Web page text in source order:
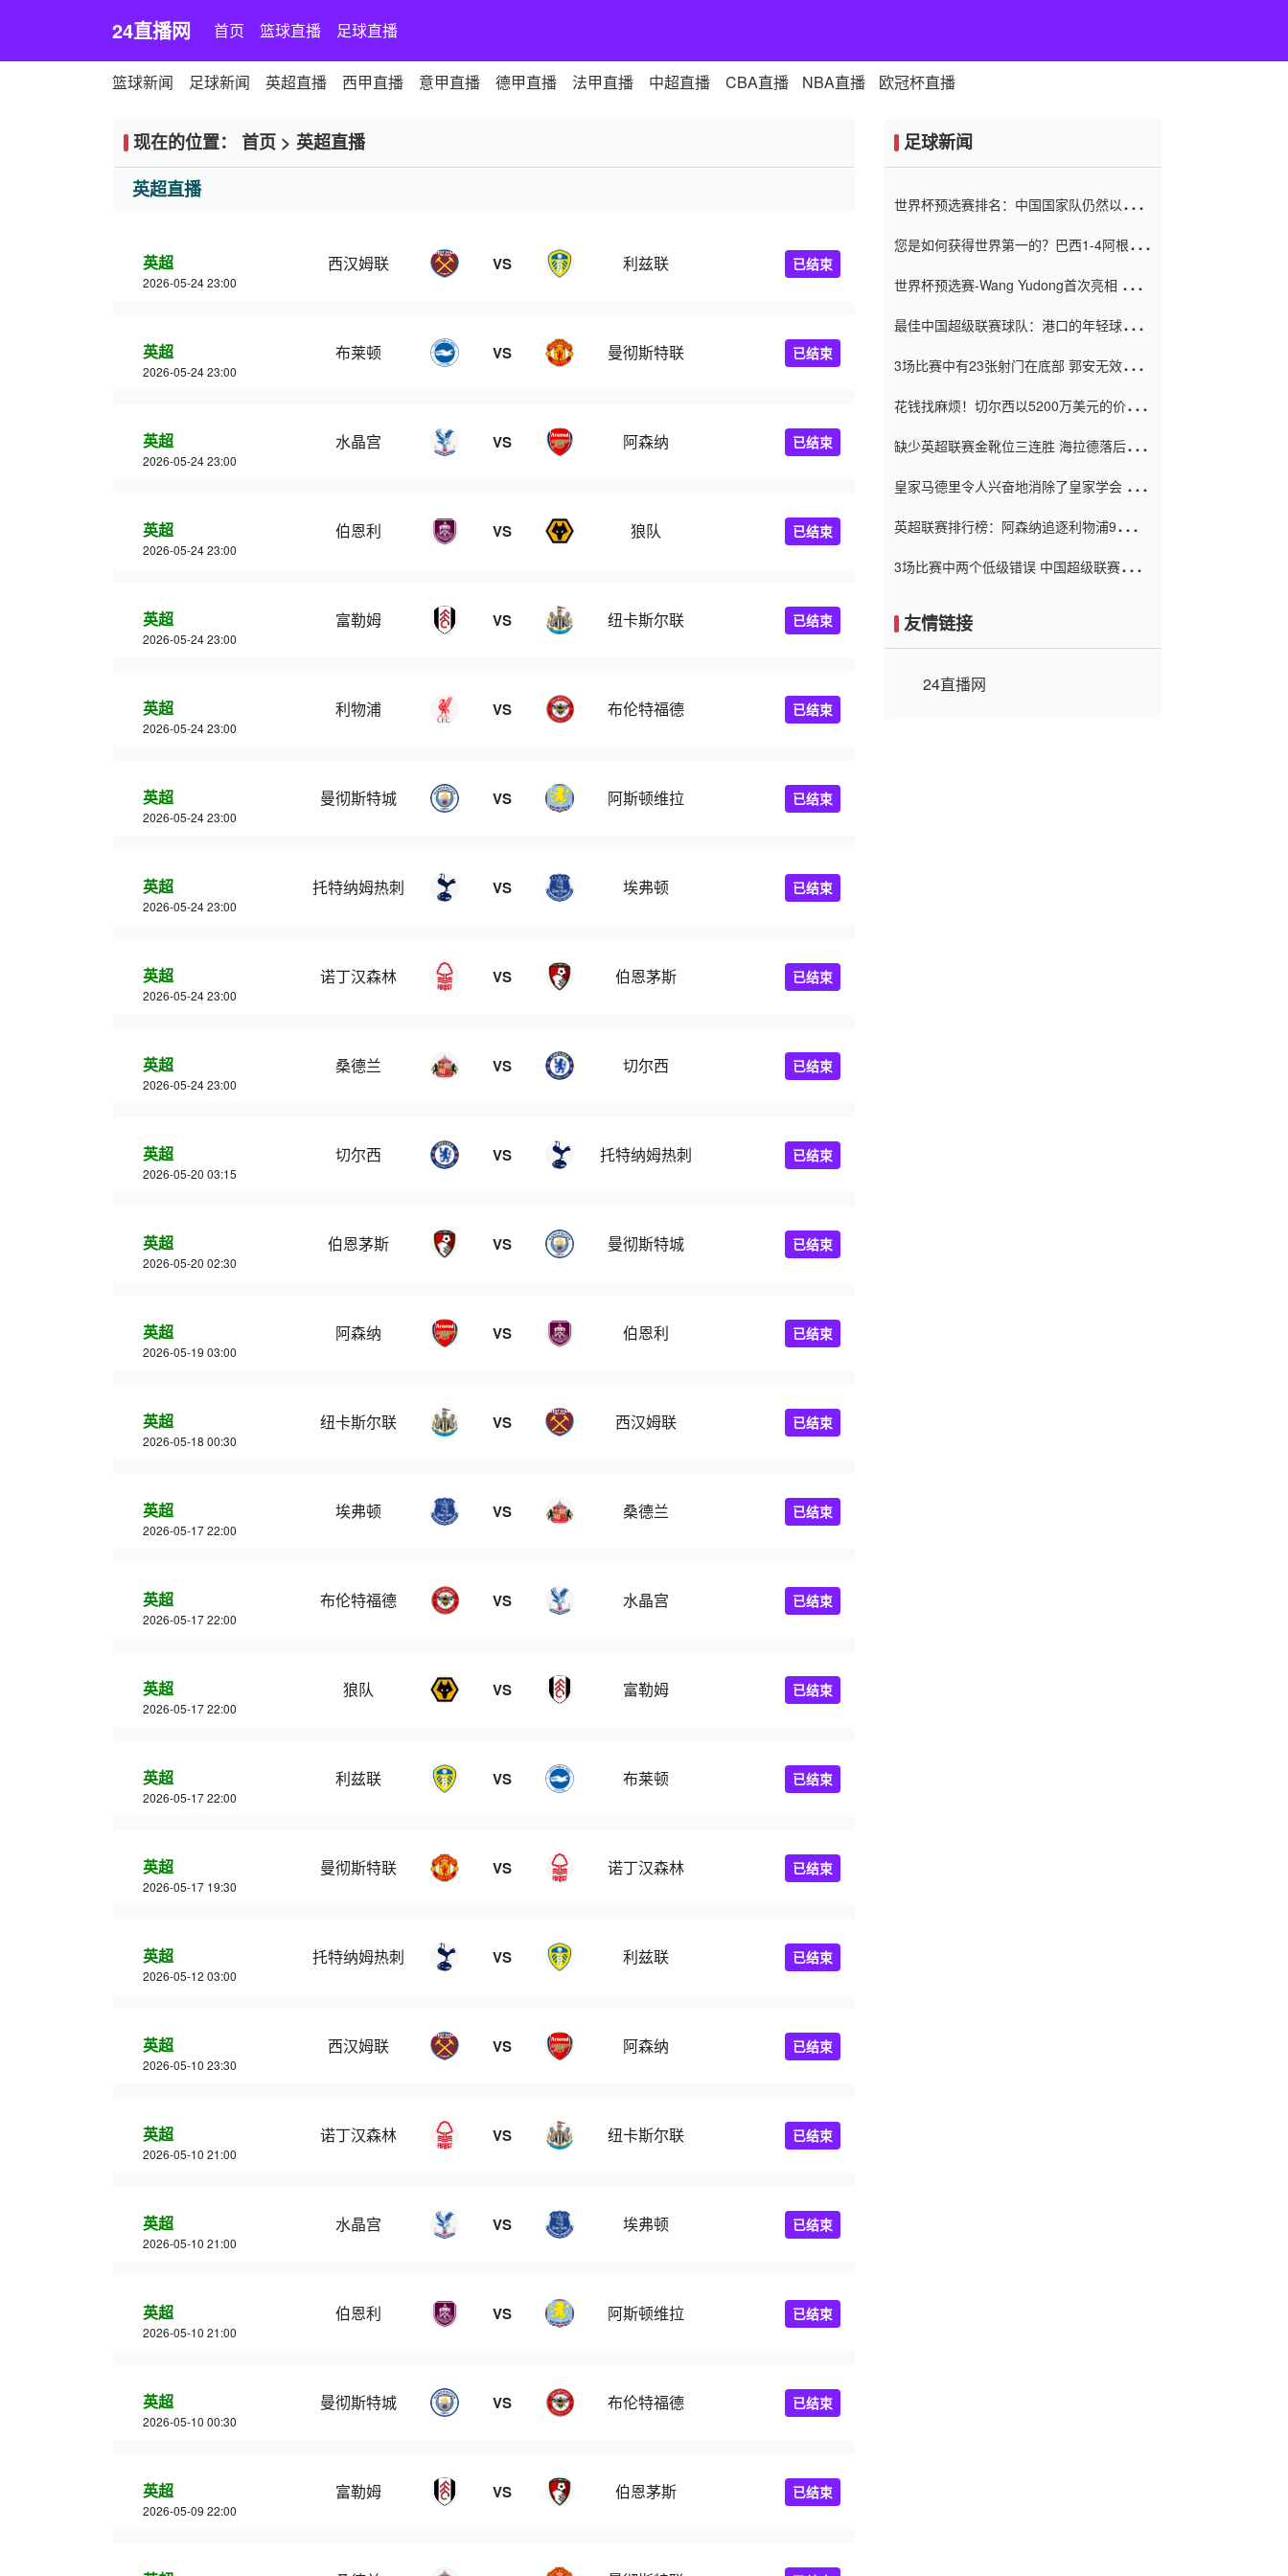
24直播网 首页 篮球直播 足球直播
篮球新闻 足球新闻 英超直播 西甲直播 意甲直播 德甲直播 法甲直播 中超直播 CBA直播 NBA直播 欧冠杯直播
现在的位置： 首页 > 英超直播
英超直播
英超
2026-05-24 23:00
西汉姆联 VS 利兹联 已结束
英超
2026-05-24 23:00
布莱顿 VS 曼彻斯特联 已结束
英超
2026-05-24 23:00
水晶宫 VS 阿森纳 已结束
英超
2026-05-24 23:00
伯恩利 VS 狼队 已结束
英超
2026-05-24 23:00
富勒姆 VS 纽卡斯尔联 已结束
英超
2026-05-24 23:00
利物浦 VS 布伦特福德 已结束
英超
2026-05-24 23:00
曼彻斯特城 VS 阿斯顿维拉 已结束
英超
2026-05-24 23:00
托特纳姆热刺 VS 埃弗顿 已结束
英超
2026-05-24 23:00
诺丁汉森林 VS 伯恩茅斯 已结束
英超
2026-05-24 23:00
桑德兰 VS 切尔西 已结束
英超
2026-05-20 03:15
切尔西 VS 托特纳姆热刺 已结束
英超
2026-05-20 02:30
伯恩茅斯 VS 曼彻斯特城 已结束
英超
2026-05-19 03:00
阿森纳 VS 伯恩利 已结束
英超
2026-05-18 00:30
纽卡斯尔联 VS 西汉姆联 已结束
英超
2026-05-17 22:00
埃弗顿 VS 桑德兰 已结束
英超
2026-05-17 22:00
布伦特福德 VS 水晶宫 已结束
英超
2026-05-17 22:00
狼队 VS 富勒姆 已结束
英超
2026-05-17 22:00
利兹联 VS 布莱顿 已结束
英超
2026-05-17 19:30
曼彻斯特联 VS 诺丁汉森林 已结束
英超
2026-05-12 03:00
托特纳姆热刺 VS 利兹联 已结束
英超
2026-05-10 23:30
西汉姆联 VS 阿森纳 已结束
英超
2026-05-10 21:00
诺丁汉森林 VS 纽卡斯尔联 已结束
英超
2026-05-10 21:00
水晶宫 VS 埃弗顿 已结束
英超
2026-05-10 21:00
伯恩利 VS 阿斯顿维拉 已结束
英超
2026-05-10 00:30
曼彻斯特城 VS 布伦特福德 已结束
英超
2026-05-09 22:00
富勒姆 VS 伯恩茅斯 已结束
足球新闻
世界杯预选赛排名：中国国家队仍然以6分
您是如何获得世界第一的？巴西1-4阿根
世界杯预选赛-Wang Yudong首次亮相 中国
最佳中国超级联赛球队：港口的年轻球员在
（Taishan）
3场比赛中有23张射门在底部 郭安无效传球
花钱找麻烦！切尔西以5200万美元的价格
窗口
缺少英超联赛金靴位三连胜 海拉德落后6球
皇家马德里令人兴奋地消除了皇家学会 安
英超联赛排行榜：阿森纳追逐利物浦9分 曼
3场比赛中两个低级错误 中国超级联赛的前
友情链接
24直播网